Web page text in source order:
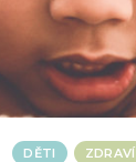
DĚTI ZDRAVÍ